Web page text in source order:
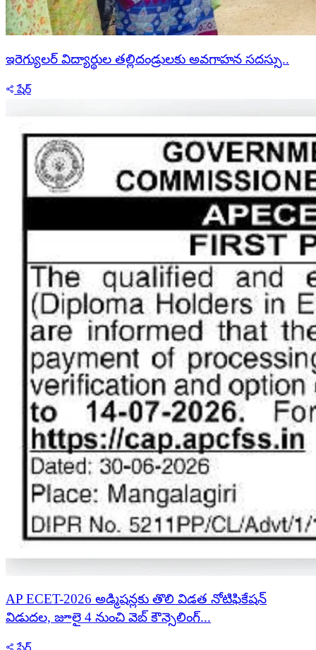
ఇరెగ్యులర్ విద్యార్థుల తల్లిదండ్రులకు అవగాహన సదస్సు..
షేర్
AP ECET-2026 అడ్మిషన్లకు తొలి విడత నోటిఫికేషన్
విడుదల, జూలై 4 నుంచి వెబ్ కౌన్సెలింగ్...
షేర్